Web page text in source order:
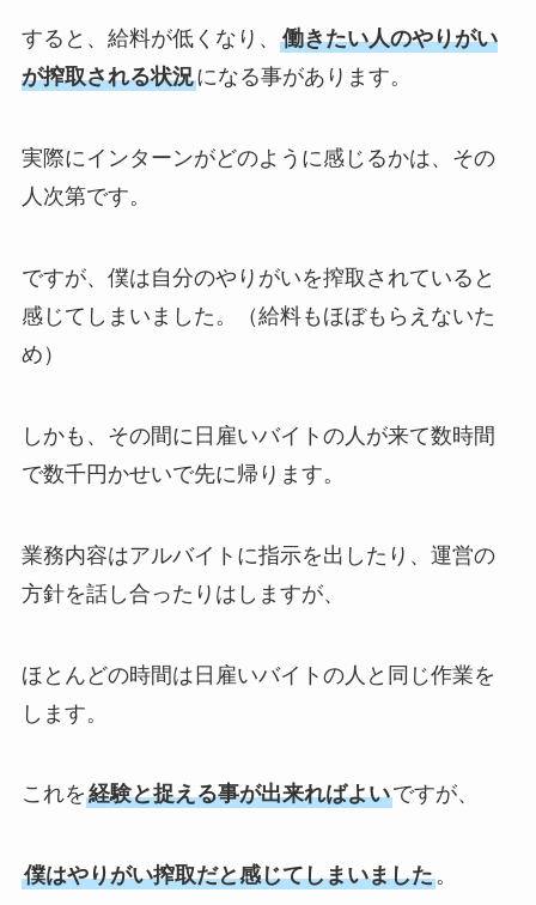
すると、給料が低くなり、 働きたい人のやりがい
が搾取される状況になる事があります。
実際にインターンがどのように感じるかは、その
人次第です。
ですが、僕は自分のやりがいを搾取されていると
感じてしまいました。（給料もほぼもらえないた
め）
しかも、その間に日雇いバイトの人が来て数時間
で数千円かせいで先に帰ります。
業務内容はアルバイトに指示を出したり、運営の
方針を話し合ったりはしますが、
ほとんどの時間は日雇いバイトの人と同じ作業を
します。
これを経験と捉える事が出来ればよいですが、
僕はやりがい搾取だと感じてしまいました。